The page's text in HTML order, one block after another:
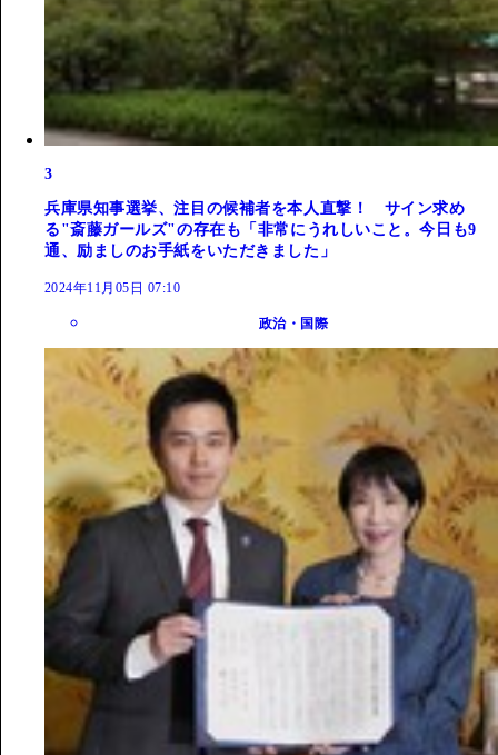
3
兵庫県知事選挙、注目の候補者を本人直撃！ サイン求め
る"斎藤ガールズ"の存在も「非常にうれしいこと。今日も9
通、励ましのお手紙をいただきました」
2024年11月05日 07:10
政治・国際